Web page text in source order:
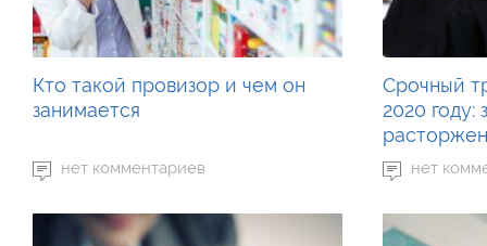
Кто такой провизор и чем он
занимается
нет комментариев
Срочный
2020 году:
нет